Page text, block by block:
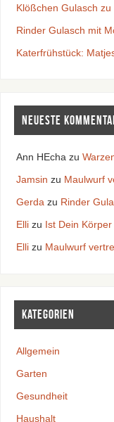
Klößchen Gulasch zu
Rinder Gulasch mit
Katerfrühstück:
Neueste
Ann HEcha zu
Jamsin zu Maulwurf
Gerda zu Rinder
Ellizu Ist Dein
Ellizu Maulwurf
Kategorien
Allgemein
Garten
Gesundheit
Haushalt